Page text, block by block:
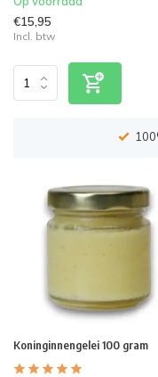
€15,95
Incl. btw
Koninginnengelei 100 gram